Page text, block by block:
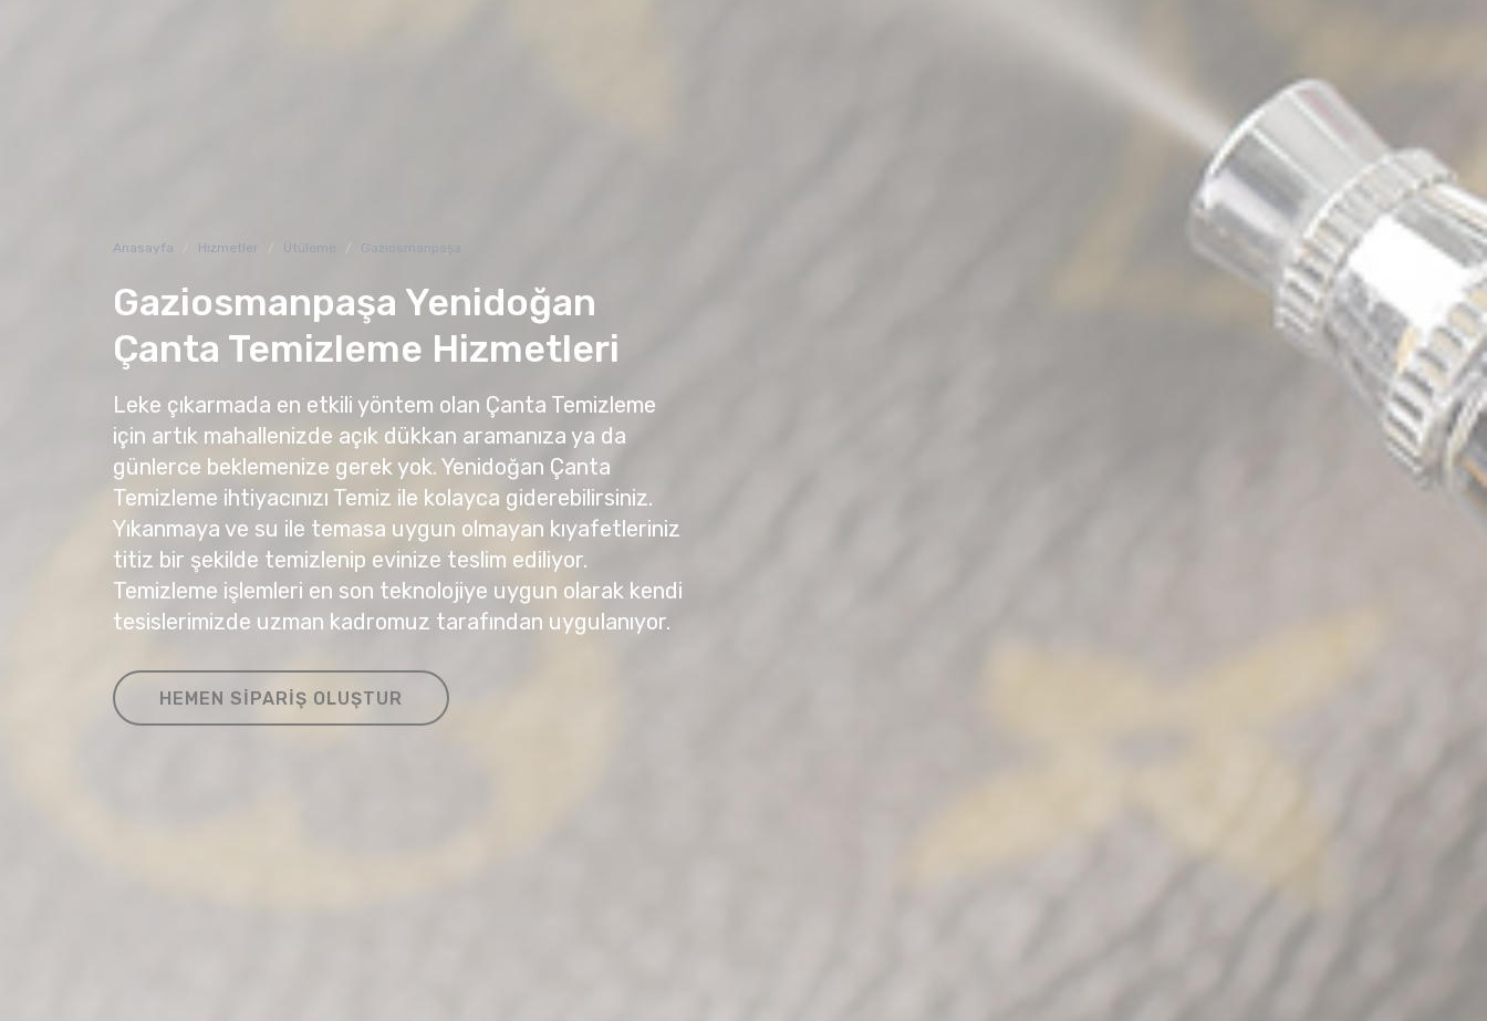
Anasayfa Hizmetler Ütüleme Gaziosmanpaşa
Gaziosmanpaşa Yenidoğan
Çanta Temizleme Hizmetleri
Leke çıkarmada en etkili yöntem olan Çanta Temizleme
için artık mahallenizde açık dükkan aramanıza ya da
günlerce beklemenize gerek yok. Yenidoğan Çanta
Temizleme ihtiyacınızı Temiz ile kolayca giderebilirsiniz.
Yıkanmaya ve su ile temasa uygun olmayan kıyafetleriniz
titiz bir şekilde temizlenip evinize teslim ediliyor.
Temizleme işlemleri en son teknolojiye uygun olarak kendi
tesislerimizde uzman kadromuz tarafından uygulanıyor.
HEMEN SIPARIŞ OLUŞTUR